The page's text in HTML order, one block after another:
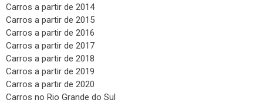
Carros a partir de 2014
Carros a partir de 2015
Carros a partir de 2016
Carros a partir de 2017
Carros a partir de 2018
Carros a partir de 2019
Carros a partir de 2020
Carros no Rio Grande do Sul